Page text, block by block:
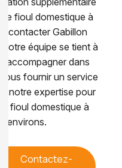
fioul domestique à
contacter Gabillon
équipe se tient à
accompagner dans
fournir un service
notre expertise pour
fioul domestique à
environs.
Contactez-